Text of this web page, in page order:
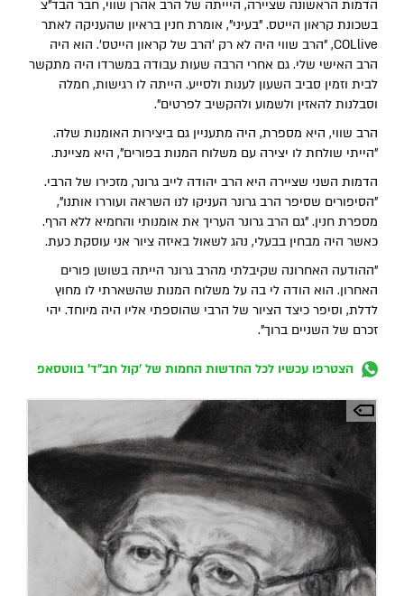
הדמות הראשונה שציירה, היייתה של הרב אהרן שווי, חבר הבד"צ
בשכונת קראון הייטס. "בעיני", אומרת חנין בראיון שהעניקה לאתר
COLlive, "הרב שווי היה לא רק 'הרב של קראון הייטס'. הוא היה
הרב האישי שלי. גם אחרי הרבה שעות עבודה במשרדו היה מתקשר
לבית וזמין סביב השעון לענות ולסייע. הייתה לו רגישות, חמלה
וסבלנות להאזין ולשמוע ולהקשיב לפרטים".
הרב שווי, היא מספרת, היה מתעניין גם ביצירות האומנות שלה.
"הייתי שולחת לו יצירה עם משלוח המנות בפורים", היא מציינת.
הדמות השני שציירה היא הרב יהודה לייב גרונר, מזכירו של הרבי.
"הסיפורים שסיפר הרב גרונר העניקו לנו השראה ועוררו אותנו",
מספרת חנין. "גם הרב גרונר העריך את אומנותי והחמיא ללא הרף.
כאשר היה מבחין בבעלי, נהג לשאול באיזה ציור אני עוסקת כעת.
"ההודעה האחרונה שקיבלתי מהרב גרונר הייתה בשושן פורים
האחרון. הוא הודה לי בה על משלוח המנות שהשארתי לו מחוץ
לדלת, וסיפר כיצד הציור של הרבי שהוספתי אליו היה מיוחד. יהי
זכרם של השניים ברוך".
הצטרפו עכשיו לכל החדשות החמות של 'קול חב"ד' בווטסאפ